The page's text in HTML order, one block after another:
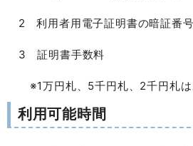
2 利用者用電子証明書の暗証番号
3 証明書手数料
※1万円札、5千円札、2千円札は
利用可能時間